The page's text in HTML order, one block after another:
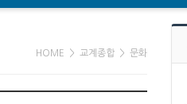
HOME > 교계종합 > 문화